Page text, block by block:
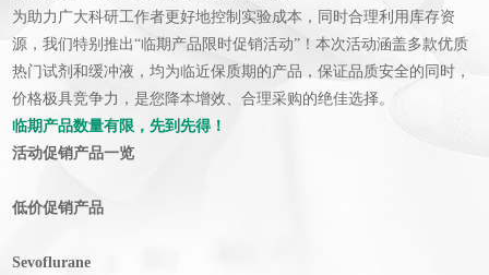
为助力广大科研工作者更好地控制实验成本，同时合理利用库存资
源，我们特别推出“临期产品限时促销活动”！本次活动涵盖多款优质
热门试剂和缓冲液，均为临近保质期的产品，保证品质安全的同时，
价格极具竞争力，是您降本增效、合理采购的绝佳选择。
临期产品数量有限，先到先得！
活动促销产品一览
低价促销产品
Sevoflurane